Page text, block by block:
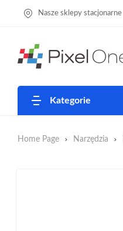
Nasze sklepy stacjonarne
Kategorie
Home Page Narzędzia